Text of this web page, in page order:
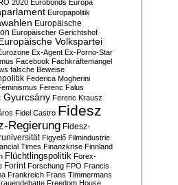
2020 Eurobonds Europa
Europapolitik
Europäische
Europäischer Gerichtshof
Europäische Volkspartei
Ex-Agent Ex-Porno-Star
Facebook Fachkräftemangel
falsche Beweise
Federica Mogherini
Ferenc Falus
Gyurcsány Ferenc Krausz
Fidel Castro Fidesz
Regierung Fidesz-
Figyelő Filmindustrie
Times Finanzkrise Finnland
Flüchtlingspolitik Forex-
Forint Forschung FPÖ Francis
Frankreich Frans Timmermans
Freedom House